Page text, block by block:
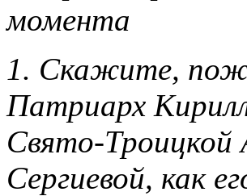
момента
1. Скажите,
Патриарх
Свято-Троицкой
Сергиевой, как